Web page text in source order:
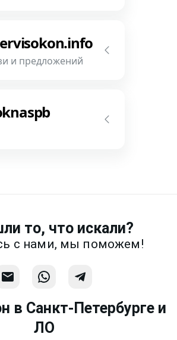
Вы пришлете
и пр.
и предложений
и пр.
то, что искали?
с нами, мы поможем!
в Санкт-Петербурге и
ЛО